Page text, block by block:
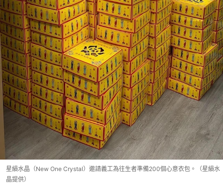
星縜水晶（New One Crystal）邀請義工為往生者準備200個心意衣包。（星縜水
晶提供）